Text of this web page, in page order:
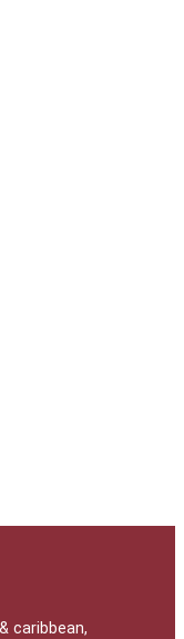
caribbean,